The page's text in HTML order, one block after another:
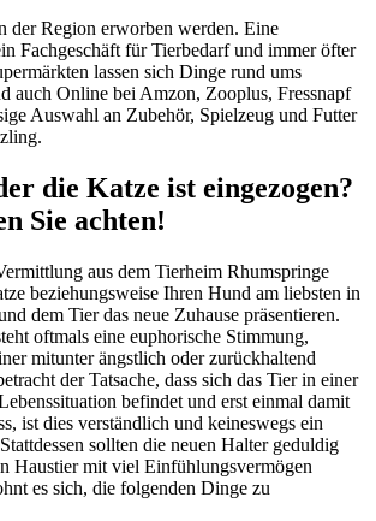
der Region erworben werden. Eine
Fachgeschäft für Tierbedarf und immer öfter
lassen sich Dinge rund ums
auch Online bei Amzon, Zooplus, Fressnapf
Auswahl an Zubehör, Spielzeug und Futter
die Katze ist eingezogen?
Sie achten!
aus dem Tierheim Rhumspringe
beziehungsweise Ihren Hund am liebsten in
dem Tier das neue Zuhause präsentieren.
oftmals eine euphorische Stimmung,
mitunter ängstlich oder zurückhaltend
der Tatsache, dass sich das Tier in einer
befindet und erst einmal damit
ist dies verständlich und keineswegs ein
sollten die neuen Halter geduldig
Haustier mit viel Einfühlungsvermögen
es sich, die folgenden Dinge zu